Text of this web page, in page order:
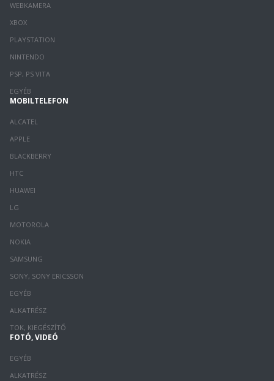
WEBKAMERA
XBOX
PLAYSTATION
NINTENDO
PSP, PS VITA
EGYÉB
MOBILTELEFON
ALCATEL
APPLE
BLACKBERRY
HTC
HUAWEI
LG
MOTOROLA
NOKIA
SAMSUNG
SONY, SONY ERICSSON
EGYÉB
ALKATRÉSZ
TOK, KIEGÉSZÍTŐ
FOTÓ, VIDEÓ
EGYÉB
ALKATRÉSZ